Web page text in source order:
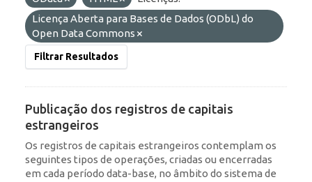
Licença Aberta para Bases de Dados (ODbL) do
Open Data Commons
Filtrar Resultados
Publicação dos registros de capitais
estrangeiros
Os registros de capitais estrangeiros contemplam os
seguintes tipos de operações, criadas ou encerradas
em cada período data-base, no âmbito do sistema de